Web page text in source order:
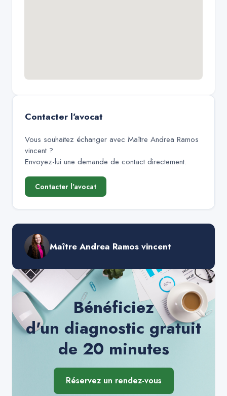
Contacter l'avocat
Vous souhaitez échanger avec Maître Andrea Ramos
vincent?
Envoyez-lui une demande de contact directement.
Contacter l'avocat
Maître Andrea Ramos vincent
Bénéficiez
d'un diagnostic gratuit
de 20 minutes
Réservez un rendez-vous